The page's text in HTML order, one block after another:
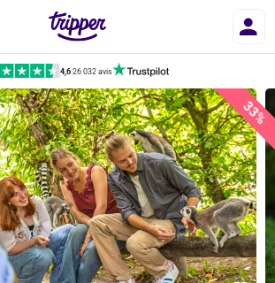
4,6|26 032 avis
33%